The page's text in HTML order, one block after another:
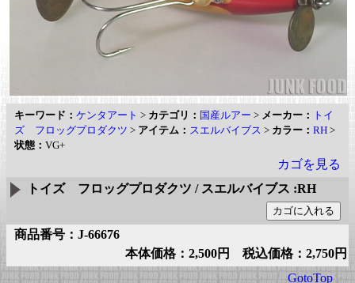
キーワード： ケンタアート > カテゴリ： 国産ルアー > メーカー： トイ
ズ フロッグプロダクツ > アイテム： スエルバイブス > カラー： RH >
状態： VG+
カゴを見る
トイズ フロッグプロダクツ / スエルバイブス :RH
商品番号：J-66676
本体価格：2,500円 税込価格：2,750円
GotoTop